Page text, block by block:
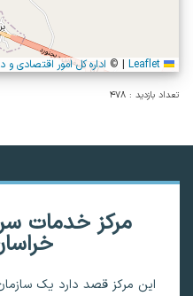
|
© اداره کل امور اقتصادی و
تعداد بازدید : 478
مرکز خدمات
این مرکز قصد دارد یک